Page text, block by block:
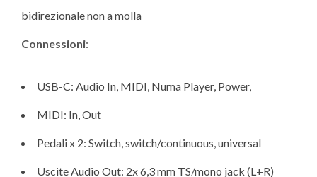
bidirezionale non a molla
Connessioni:
USB-C: Audio In, MIDI, Numa Player, Power,
MIDI: In, Out
Pedali x 2: Switch, switch/continuous, universal
Uscite Audio Out: 2x 6,3 mm TS/mono jack (L+R)